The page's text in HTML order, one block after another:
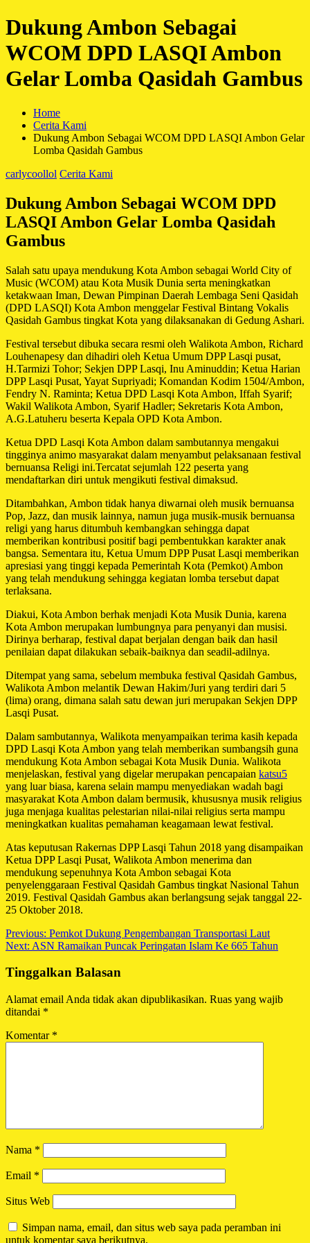
Dukung Ambon Sebagai
WCOM DPD LASQI Ambon
Gelar Lomba Qasidah Gambus
Home
Cerita Kami
Dukung Ambon Sebagai WCOM DPD LASQI Ambon Gelar
Lomba Qasidah Gambus
carlycoollol Cerita Kami
Dukung Ambon Sebagai WCOM DPD
LASQI Ambon Gelar Lomba Qasidah
Gambus
Salah satu upaya mendukung Kota Ambon sebagai World City of
Music (WCOM) atau Kota Musik Dunia serta meningkatkan
ketakwaan Iman, Dewan Pimpinan Daerah Lembaga Seni Qasidah
(DPD LASQI) Kota Ambon menggelar Festival Bintang Vokalis
Qasidah Gambus tingkat Kota yang dilaksanakan di Gedung Ashari.
Festival tersebut dibuka secara resmi oleh Walikota Ambon, Richard
Louhenapesy dan dihadiri oleh Ketua Umum DPP Lasqi pusat,
H.Tarmizi Tohor; Sekjen DPP Lasqi, Inu Aminuddin; Ketua Harian
DPP Lasqi Pusat, Yayat Supriyadi; Komandan Kodim 1504/Ambon,
Fendry N. Raminta; Ketua DPD Lasqi Kota Ambon, Iffah Syarif;
Wakil Walikota Ambon, Syarif Hadler; Sekretaris Kota Ambon,
A.G.Latuheru beserta Kepala OPD Kota Ambon.
Ketua DPD Lasqi Kota Ambon dalam sambutannya mengakui
tingginya animo masyarakat dalam menyambut pelaksanaan festival
bernuansa Religi ini.Tercatat sejumlah 122 peserta yang
mendaftarkan diri untuk mengikuti festival dimaksud.
Ditambahkan, Ambon tidak hanya diwarnai oleh musik bernuansa
Pop, Jazz, dan musik lainnya, namun juga musik-musik bernuansa
religi yang harus ditumbuh kembangkan sehingga dapat
memberikan kontribusi positif bagi pembentukkan karakter anak
bangsa. Sementara itu, Ketua Umum DPP Pusat Lasqi memberikan
apresiasi yang tinggi kepada Pemerintah Kota (Pemkot) Ambon
yang telah mendukung sehingga kegiatan lomba tersebut dapat
terlaksana.
Diakui, Kota Ambon berhak menjadi Kota Musik Dunia, karena
Kota Ambon merupakan lumbungnya para penyanyi dan musisi.
Dirinya berharap, festival dapat berjalan dengan baik dan hasil
penilaian dapat dilakukan sebaik-baiknya dan seadil-adilnya.
Ditempat yang sama, sebelum membuka festival Qasidah Gambus,
Walikota Ambon melantik Dewan Hakim/Juri yang terdiri dari 5
(lima) orang, dimana salah satu dewan juri merupakan Sekjen DPP
Lasqi Pusat.
Dalam sambutannya, Walikota menyampaikan terima kasih kepada
DPD Lasqi Kota Ambon yang telah memberikan sumbangsih guna
mendukung Kota Ambon sebagai Kota Musik Dunia. Walikota
menjelaskan, festival yang digelar merupakan pencapaian katsu5
yang luar biasa, karena selain mampu menyediakan wadah bagi
masyarakat Kota Ambon dalam bermusik, khususnya musik religius
juga menjaga kualitas pelestarian nilai-nilai religius serta mampu
meningkatkan kualitas pemahaman keagamaan lewat festival.
Atas keputusan Rakernas DPP Lasqi Tahun 2018 yang disampaikan
Ketua DPP Lasqi Pusat, Walikota Ambon menerima dan
mendukung sepenuhnya Kota Ambon sebagai Kota
penyelenggaraan Festival Qasidah Gambus tingkat Nasional Tahun
2019. Festival Qasidah Gambus akan berlangsung sejak tanggal 22-
25 Oktober 2018.
Navigasi
pos
Previous: Pemkot Dukung Pengembangan Transportasi Laut
Next: ASN Ramaikan Puncak Peringatan Islam Ke 665 Tahun
Tinggalkan Balasan
Alamat email Anda tidak akan dipublikasikan. Ruas yang wajib
ditandai *
Komentar *
Nama *
Email *
Situs Web
Simpan nama, email, dan situs web saya pada peramban ini
untuk komentar saya berikutnya.